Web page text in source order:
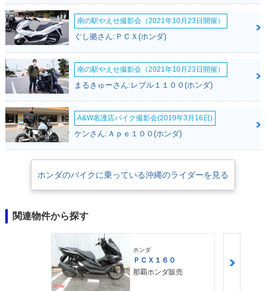
南の駅やえせ撮影会（2021年10月23日開催）
ぐし拠さん:ＰＣＸ(ホンダ)
南の駅やえせ撮影会（2021年10月23日開催）
まるきゅーさん:レブル１１００(ホンダ)
A&W名護店バイク撮影会(2019年3月16日)
ケンさん:Ａｐｅ１００(ホンダ)
ホンダのバイクに乗っている沖縄のライダーを見る
関連物件から探す
ホンダ
ＰＣＸ１６０
那覇ホンダ販売